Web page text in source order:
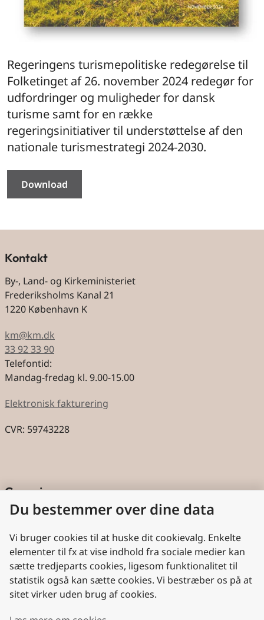
Regeringens turismepolitiske redegørelse til
Folketinget af 26. november 2024 redegør for
udfordringer og muligheder for dansk
turisme samt for en række
regeringsinitiativer til understøttelse af den
nationale turismestrategi 2024-2030.
Download
Kontakt
By-, Land- og Kirkeministeriet
Frederiksholms Kanal 21
1220 København K
km@km.dk
33 92 33 90
Telefontid:
Mandag-fredag kl. 9.00-15.00
Elektronisk fakturering
CVR: 59743228
Genveje
Cookies
Aktindsigt
Persondatabeskyttelse
Nyttige links
Plan- og Landdistriktsstyrelsen
Du bestemmer over dine data
Vi bruger cookies til at huske dit cookievalg. Enkelte
elementer til fx at vise indhold fra sociale medier kan
sætte tredjeparts cookies, ligesom funktionalitet til
statistik også kan sætte cookies. Vi bestræber os på at
sitet virker uden brug af cookies.